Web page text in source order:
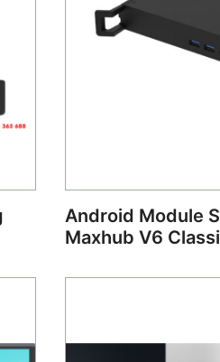
Android Module
Maxhub V6